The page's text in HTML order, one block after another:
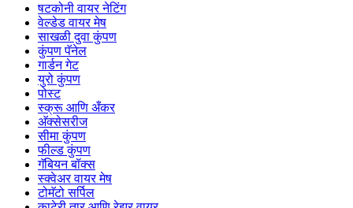
षटकोनी वायर नेटिंग
वेल्डेड वायर मेष
साखळी दुवा कुंपण
कुंपण पॅनेल
गार्डन गेट
युरो कुंपण
पोस्ट
स्क्रू आणि अँकर
अ‍ॅक्सेसरीज
सीमा कुंपण
फील्ड कुंपण
गॅबियन बॉक्स
स्क्वेअर वायर मेष
टोमॅटो सर्पिल